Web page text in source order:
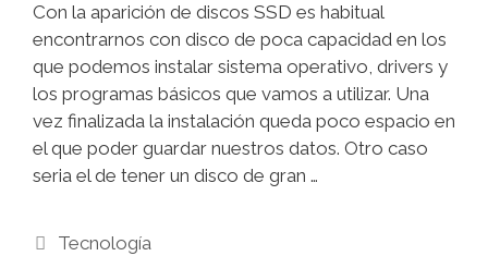
Con la aparición de discos SSD es habitual
encontrarnos con disco de poca capacidad en los
que podemos instalar sistema operativo, drivers y
los programas básicos que vamos a utilizar. Una
vez finalizada la instalación queda poco espacio en
el que poder guardar nuestros datos. Otro caso
seria el de tener un disco de gran …
Categorías
Tecnología